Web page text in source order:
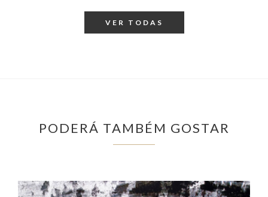
VER TODAS
PODERÁ TAMBÉM GOSTAR